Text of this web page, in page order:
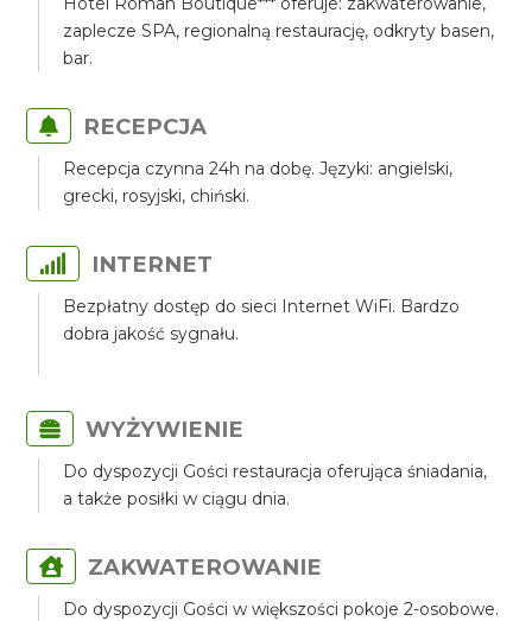
zaplecze SPA, regionalną restaurację, odkryty basen,
bar.
RECEPCJA
Recepcja czynna 24h na dobę. Języki: angielski,
grecki, rosyjski, chiński.
INTERNET
Bezpłatny dostęp do sieci Internet WiFi. Bardzo
dobra jakość sygnału.
WYŻYWIENIE
Do dyspozycji Gości restauracja oferująca śniadania,
a także posiłki w ciągu dnia.
ZAKWATEROWANIE
Do dyspozycji Gości w większości pokoje 2-osobowe.